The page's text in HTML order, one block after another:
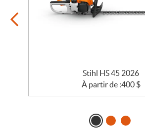
Stihl HS 45 2026
À partir de :400 $